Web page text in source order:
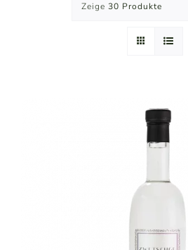
Zeige 30 Produkte